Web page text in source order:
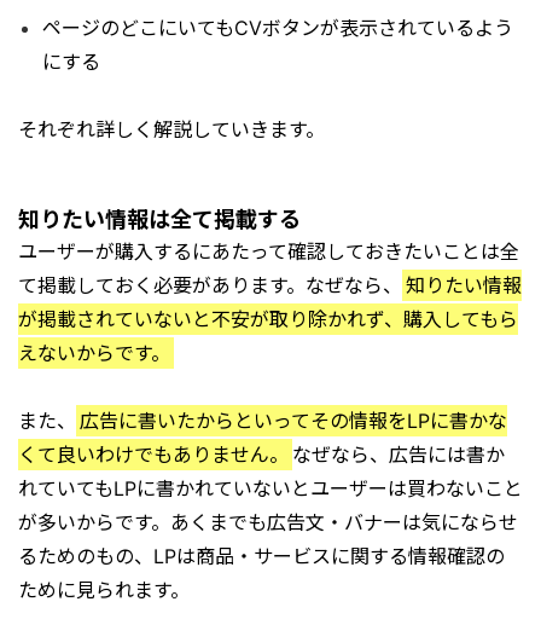
ページのどこにいてもCVボタンが表示されているよう
にする
それぞれ詳しく解説していきます。
知りたい情報は全て掲載する
ユーザーが購入するにあたって確認しておきたいことは全
て掲載しておく必要があります。なぜなら、
知りたい情報
が掲載されていないと不安が取り除かれず、購入してもら
えないからです。
また、
広告に書いたからといってその情報をLPに書かな
くて良いわけでもありません。
なぜなら、広告には書か
れていてもLPに書かれていないとユーザーは買わないこと
が多いからです。あくまでも広告文・バナーは気にならせ
るためのもの、LPは商品・サービスに関する情報確認の
ために見られます。